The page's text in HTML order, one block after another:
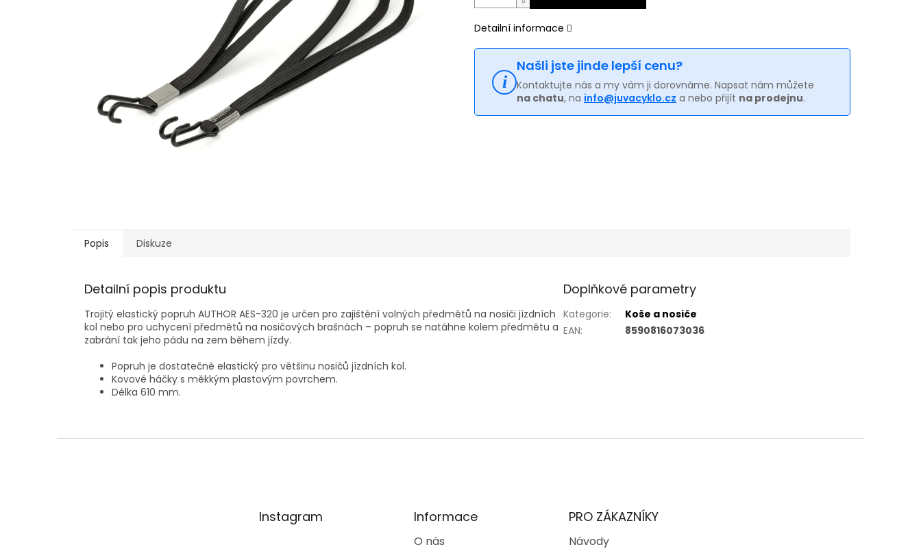
Detailní informace
Našli jste jinde lepší cenu?
Kontaktujte nás a my vám ji dorovnáme. Napsat nám můžete
na chatu, na info@juvacyklo.cz a nebo přijít na prodejnu.
Popis Diskuze
Detailní popis produktu
Trojitý elastický popruh AUTHOR AES-320 je určen pro zajištění volných předmětů na nosiči jízdních
kol nebo pro uchycení předmětů na nosičových brašnách – popruh se natáhne kolem předmětu a
zabrání tak jeho pádu na zem během jízdy.
Popruh je dostatečně elastický pro většinu nosičů jízdních kol.
Kovové háčky s měkkým plastovým povrchem.
Délka 610 mm.
Doplňkové parametry
Kategorie:
Koše a nosiče
EAN: 8590816073036
Instagram Informace
O nás
PRO ZÁKAZNÍKY
Návody